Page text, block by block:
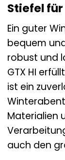
Stiefel
Ein guter
bequem
robust und
GTX HI
ist ein
Materialien
auch den